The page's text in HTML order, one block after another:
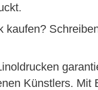
kaufen?
Künstlers. Mit